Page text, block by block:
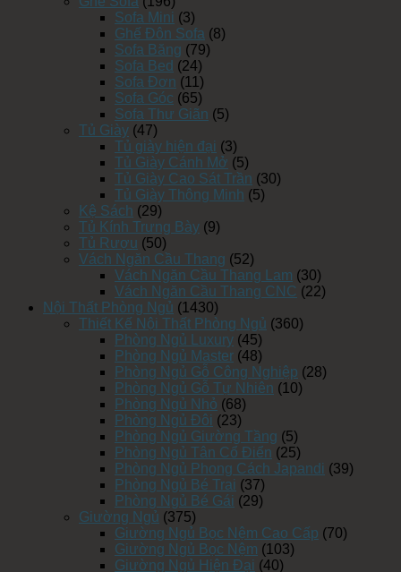
Sofa Mini (3)
Ghế Đôn Sofa (8)
Sofa Băng (79)
Sofa Bed (24)
Sofa Đơn (11)
Sofa Góc (65)
Sofa Thư Giãn (5)
Tủ Giày (47)
Tủ giày hiện đại (3)
Tủ Giày Cánh Mở (5)
Tủ Giày Cao Sát Trần (30)
Tủ Giày Thông Minh (5)
Kệ Sách (29)
Tủ Kính Trưng Bày (9)
Tủ Rượu (50)
Vách Ngăn Cầu Thang (52)
Vách Ngăn Cầu Thang Lam (30)
Vách Ngăn Cầu Thang CNC (22)
Nội Thất Phòng Ngủ (1430)
Thiết Kế Nội Thất Phòng Ngủ (360)
Phòng Ngủ Luxury (45)
Phòng Ngủ Master (48)
Phòng Ngủ Gỗ Công Nghiệp (28)
Phòng Ngủ Gỗ Tự Nhiên (10)
Phòng Ngủ Nhỏ (68)
Phòng Ngủ Đôi (23)
Phòng Ngủ Giường Tầng (5)
Phòng Ngủ Tân Cổ Điển (25)
Phòng Ngủ Phong Cách Japandi (39)
Phòng Ngủ Bé Trai (37)
Phòng Ngủ Bé Gái (29)
Giường Ngủ (375)
Giường Ngủ Bọc Nệm Cao Cấp (70)
Giường Ngủ Bọc Nệm (103)
Giường Ngủ Hiện Đại (40)